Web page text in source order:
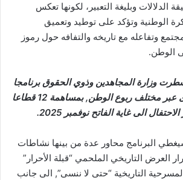
الدلالات وبليغة التعبير، لكونها تعكس
الوطنية وتؤكد على توطيد وتعميق
وتفاعله مع تاريخه والتفافه حول رموز
الوطن.
وزارة المجاهدين وذوي الحقوق برنامجا
ثريا لإحياء هذه الذكرى عبر مختلف ربوع الوطن, بمساهمة 12 قطاعا
الى غاية الفاتح نوفمبر 2025.
البرنامج محاور عدة من بينها نشاطات
العرض التاريخي الملحمي “قبلة الأحرار”
التاريخية “حتى لا ننسى”, الى جانب